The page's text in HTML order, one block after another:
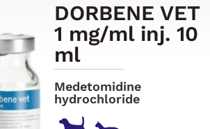
DORBENE VET
1 mg/ml inj. 10
ml
Medetomidine
hydrochloride